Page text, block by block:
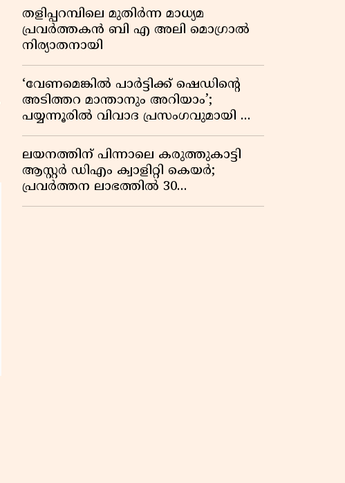
തളിപ്പറമ്പിലെ മുതിർന്ന മാധ്യമ
പ്രവർത്തകൻ ബി എ അലി മൊഗ്രാൽ
നിര്യാതനായി
‘വേണമെങ്കിൽ പാർട്ടിക്ക് ഷെഡിൻ്റെ
അടിത്തറ മാന്താനും അറിയാം’;
പയ്യന്നൂരിൽ വിവാദ പ്രസംഗവുമായി കെ
കെ രാഗേഷ്
ലയനത്തിന് പിന്നാലെ കരുത്തുകാട്ടി
ആസ്റ്റർ ഡിഎം ക്വാളിറ്റി കെയർ;
പ്രവർത്തന ലാഭത്തിൽ 30
ശതമാനത്തിൻ്റെ വളർച്ച,